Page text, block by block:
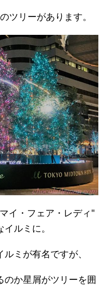
ツリーがあります。
イ・フェア・レディ"
ルミに。
ミが有名ですが、
のか星屑がツリーを囲